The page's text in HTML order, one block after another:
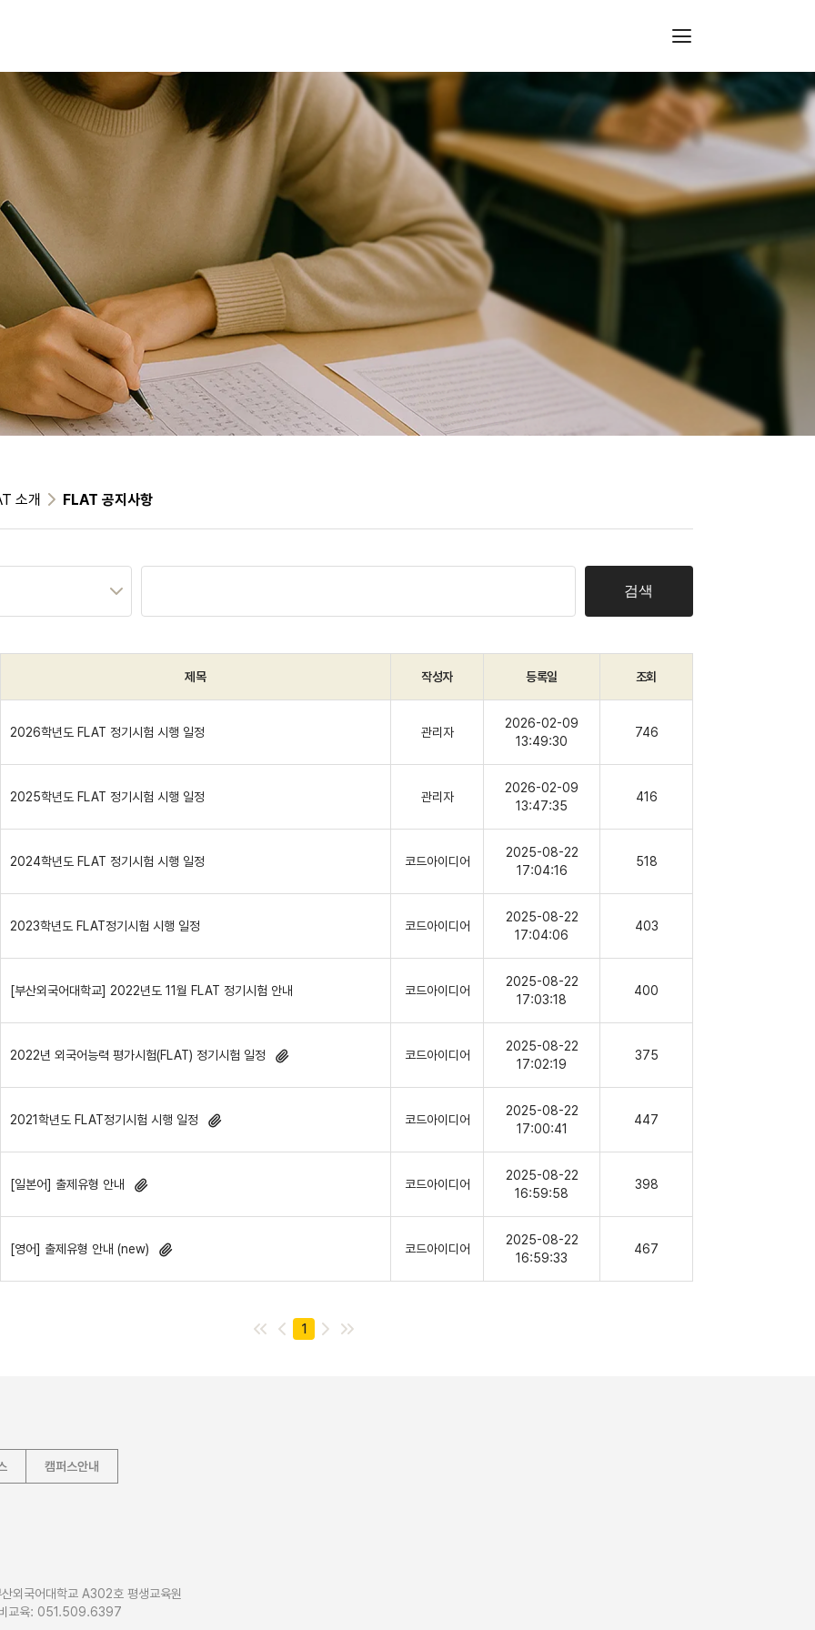
소개 FLAT 공지사항
검색
제목 작성자 등록일 조회
2026학년도 FLAT 정기시험 시행 일정 관리자
2026-02-09
13:49:30
746
2025학년도 FLAT 정기시험 시행 일정 관리자
2026-02-09
13:47:35
416
2024학년도 FLAT 정기시험 시행 일정 코드아이디어
2025-08-22
17:04:16
518
2023학년도 FLAT정기시험 시행 일정 코드아이디어
2025-08-22
17:04:06
403
[부산외국어대학교] 2022년도 11월 FLAT 정기시험 안내 코드아이디어
2025-08-22
17:03:18
400
2022년 외국어능력 평가시험(FLAT) 정기시험 일정 코드아이디어
2025-08-22
17:02:19
375
2021학년도 FLAT정기시험 시행 일정 코드아이디어
2025-08-22
17:00:41
447
[일본어] 출제유형 안내 코드아이디어
2025-08-22
16:59:58
398
[영어] 출제유형 안내 (new) 코드아이디어
2025-08-22
16:59:33
467
1
캠퍼스안내
외국어대학교 A302호 평생교육원
교육: 051.509.6397